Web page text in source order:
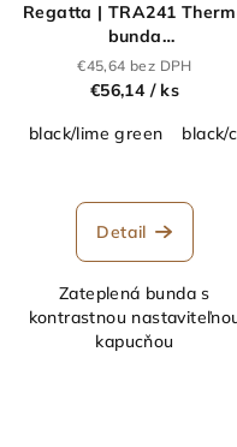
Regatta | TRA241
bunda
"Navigate"_36.A241
€45,64 bez DPH
€56,14 / ks
black/lime green
black/
Detail
Zateplená bunda s
kontrastnou
kapucňou